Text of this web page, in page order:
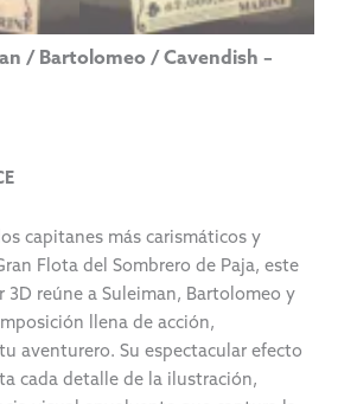
/ Bartolomeo / Cavendish –
capitanes más carismáticos y
Flota del Sombrero de Paja, este
reúne a Suleiman, Bartolomeo y
llena de acción,
aventurero. Su espectacular efecto
cada detalle de la ilustración,